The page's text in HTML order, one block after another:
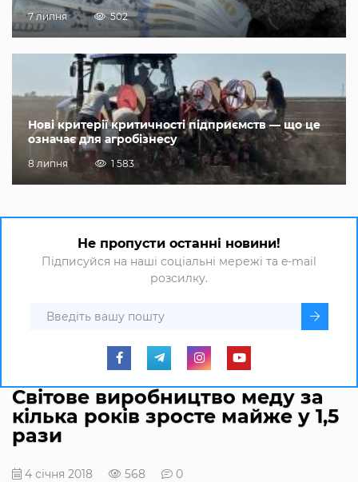
7 липня 502
Нові критерії критичності підприємств — що це
означає для агробізнесу
8 липня 1 583
Не пропусти останні новини!
Підписуйся на наші соціальні мережі та e-mail
розсилку.
Світове виробництво меду за
кілька років зросте майже у 1,5
рази
4 січня 2018 568 0